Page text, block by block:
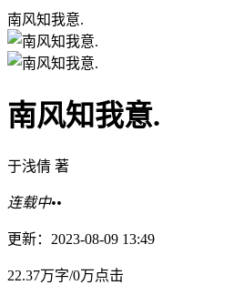
南风知我意.
南风知我意.
于浅倩 著
连载中••
更新：2023-08-09 13:49
22.37万字/0万点击